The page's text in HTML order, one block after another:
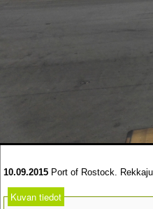
10.09.2015 Port of Rostock.
Kuvan tiedot